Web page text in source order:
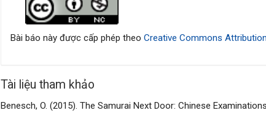
bài
Bài báo này được cấp phép theoCreative Commons
Tài liệu tham khảo
Benesch, O. (2015). The Samurai Next Door: Chinese